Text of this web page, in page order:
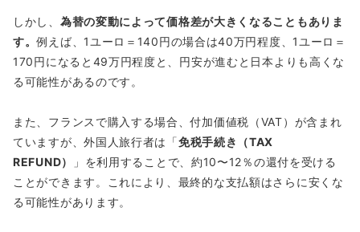
しかし、 為替の変動によって価格差が大きくなることもありま
す。例えば、1ユーロ＝140円の場合は40万円程度、1ユーロ＝
170円になると49万円程度と、円安が進むと日本よりも高くな
る可能性があるのです。
また、フランスで購入する場合、付加価値税（VAT）が含まれ
ていますが、外国人旅行者は「免税手続き（TAX
REFUND）
」を利用することで、約10〜12％の還付を受ける
ことができます。これにより、最終的な支払額はさらに安くな
る可能性があります。